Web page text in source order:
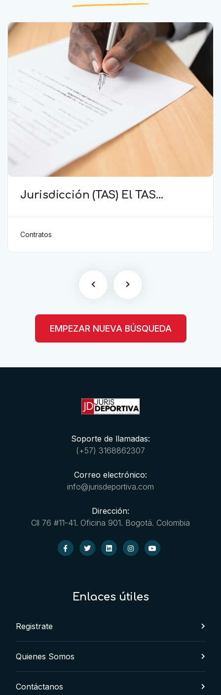
Jurisdicción (TAS) El TAS
cláusula de sumisión
jurisdiccional en el contrato del
Contratos
EMPEZAR NUEVA BÚSQUEDA
Soporte de llamadas:
(+57) 3168862307
Correo electrónico:
info@jurisdeportiva.com
Dirección:
Cll 76 #11-41. Oficina 901. Bogotá. Colombia
Enlaces útiles
Registrate
Quienes Somos
Contáctanos